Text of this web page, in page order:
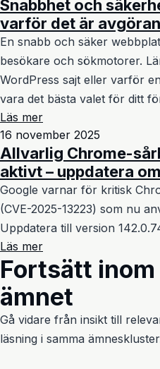
Snabbhet och
varför det är
En snabb och säker
besökare och sökmotorer.
WordPress sajt eller varför
vara det bästa valet för ditt
Läs mer
16 november 2025
Allvarlig Chrome-
aktivt – uppdatera
Google varnar för kritisk
(CVE-2025-13223) som nu
Uppdatera till version
Läs mer
Fortsätt
ämnet
Gå vidare från insikt till
läsning i samma